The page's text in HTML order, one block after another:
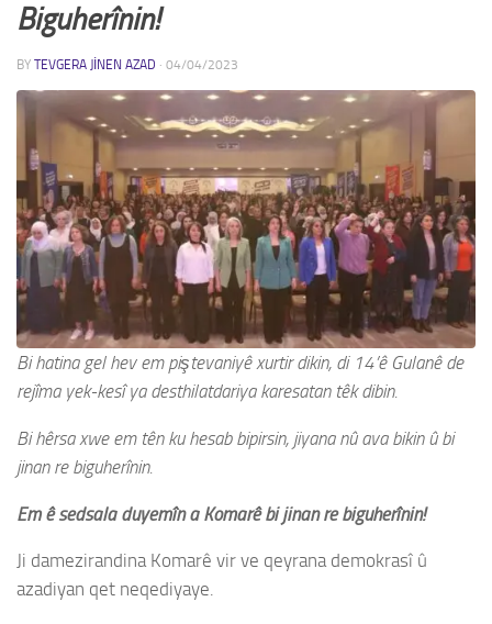
Biguherînin!
BY TEVGERA JINEN AZAD · 04/04/2023
Bi hatina gel hev em piştevaniyê xurtir dikin, di 14’ê Gulanê de
rejîma yek-kesî ya desthilatdariya karesatan têk dibin.
Bi hêrsa xwe em tên ku hesab bipirsin, jiyana nû ava bikin û bi
jinan re biguherînin.
Em ê sedsala duyemîn a Komarê bi jinan re biguherînin!
Ji damezirandina Komarê vir ve qeyrana demokrasî û
azadiyan qet neqediyaye.